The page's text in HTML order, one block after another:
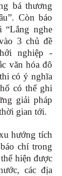
bá thương
Còn báo
nghe
3 chủ đề
nghiệp -
văn hóa đô
có ý nghĩa
có thể ghi
giải pháp
gian tới.
hướng tích
chí trong
hiện được
các địa